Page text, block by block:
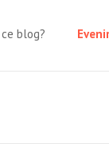
blog?